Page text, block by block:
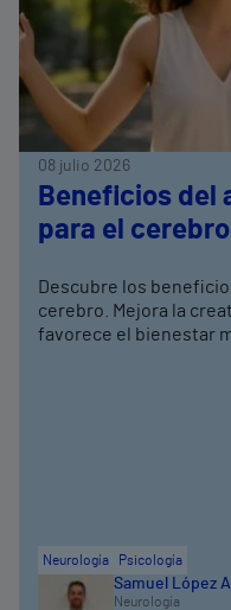
08 julio 2026
Beneficios del
para el cerebro
Descubre los
cerebro. Mejora la
favorece el bienestar
Neurología Psicología
Samuel López
Neurología